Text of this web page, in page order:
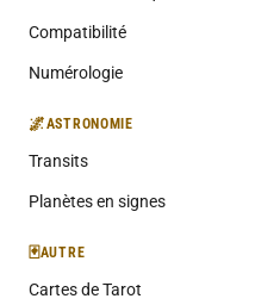
Compatibilité
Numérologie
🌌ASTRONOMIE
Transits
Planètes en signes
🃏AUTRE
Cartes de Tarot